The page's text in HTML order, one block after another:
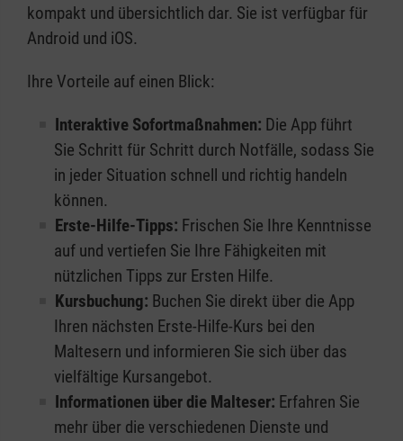
kompakt und übersichtlich dar. Sie ist verfügbar für
Android und iOS.
Ihre Vorteile auf einen Blick:
Interaktive Sofortmaßnahmen: Die App führt
Sie Schritt für Schritt durch Notfälle, sodass Sie
in jeder Situation schnell und richtig handeln
können.
Erste-Hilfe-Tipps: Frischen Sie Ihre Kenntnisse
auf und vertiefen Sie Ihre Fähigkeiten mit
nützlichen Tipps zur Ersten Hilfe.
Kursbuchung: Buchen Sie direkt über die App
Ihren nächsten Erste-Hilfe-Kurs bei den
Maltesern und informieren Sie sich über das
vielfältige Kursangebot.
Informationen über die Malteser: Erfahren Sie
mehr über die verschiedenen Dienste und